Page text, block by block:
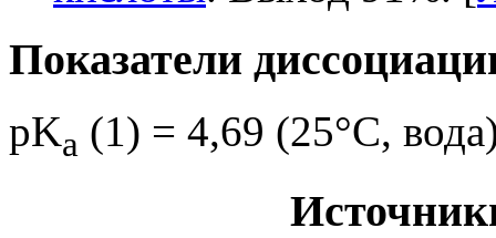
Показатели
pKa (1) = 4,69 (25°C,